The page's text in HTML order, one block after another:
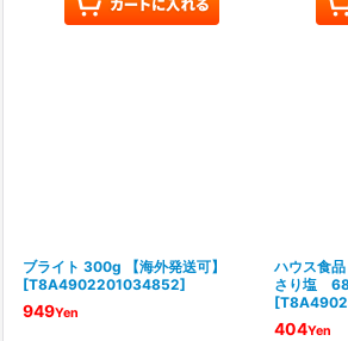
ブライト 300g 【海外発送可】
[T8A4902201034852]
949Yen
ハウス食
さり塩
[
404Yen